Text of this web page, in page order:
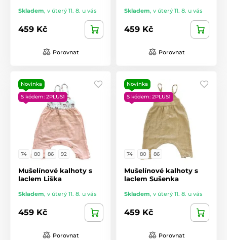
Skladem, v úterý 11. 8. u vás
459 Kč
Porovnat
Skladem, v úterý 11. 8. u vás
459 Kč
Porovnat
Novinka
S kódem: 2PLUS1
74 80 86 92
Mušelínové kalhoty s
laclem Liška
Skladem, v úterý 11. 8. u vás
459 Kč
Porovnat
Novinka
S kódem: 2PLUS1
74 80 86
Mušelínové kalhoty s
laclem Sušenka
Skladem, v úterý 11. 8. u vás
459 Kč
Porovnat